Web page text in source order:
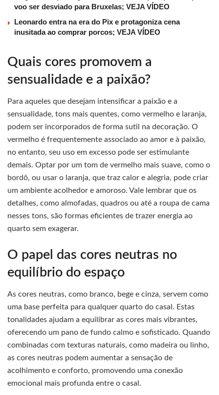
voo ser desviado para Bruxelas; VEJA VÍDEO
Leonardo entra na era do Pix e protagoniza cena
inusitada ao comprar porcos; VEJA VÍDEO
Quais cores promovem a
sensualidade e a paixão?
Para aqueles que desejam intensificar a paixão e a
sensualidade, tons mais quentes, como vermelho e laranja,
podem ser incorporados de forma sutil na decoração. O
vermelho é frequentemente associado ao amor e à paixão,
no entanto, seu uso em excesso pode ser estimulante
demais. Optar por um tom de vermelho mais suave, como o
bordô, ou usar o laranja, que traz calor e alegria, pode criar
um ambiente acolhedor e amoroso. Vale lembrar que os
detalhes, como almofadas, quadros ou até a roupa de cama
nesses tons, são formas eficientes de trazer energia ao
quarto sem exagerar.
O papel das cores neutras no
equilíbrio do espaço
As cores neutras, como branco, bege e cinza, servem como
uma base perfeita para qualquer quarto do casal. Estas
tonalidades ajudam a equilibrar as cores mais vibrantes,
oferecendo um pano de fundo calmo e sofisticado. Quando
combinadas com texturas naturais, como madeira ou linho,
as cores neutras podem aumentar a sensação de
acolhimento e conforto, promovendo uma conexão
emocional mais profunda entre o casal.